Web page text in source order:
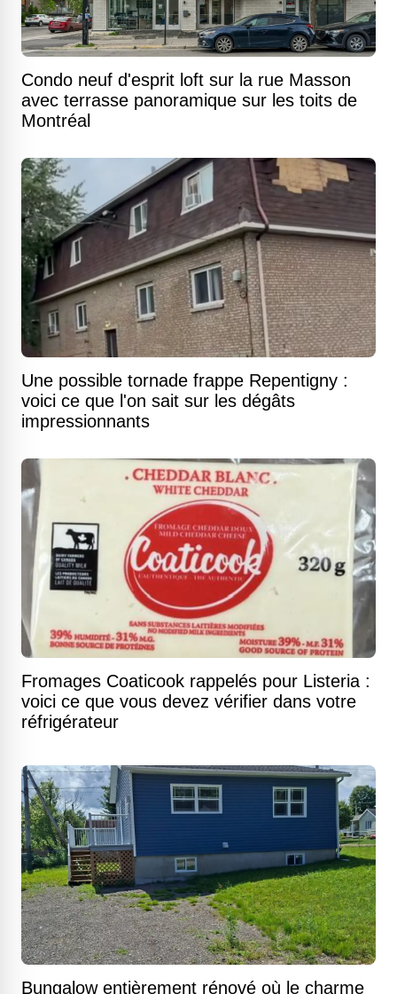
Condo neuf d'esprit loft sur la rue Masson
avec terrasse panoramique sur les toits de
Montréal
Une possible tornade frappe Repentigny :
voici ce que l'on sait sur les dégâts
impressionnants
Fromages Coaticook rappelés pour Listeria :
voici ce que vous devez vérifier dans votre
réfrigérateur
Bungalow entièrement rénové où le charme